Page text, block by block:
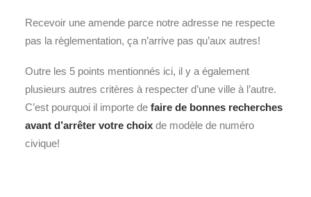
Recevoir une amende parce notre adresse ne respecte
pas la règlementation, ça n’arrive pas qu’aux autres!
Outre les 5 points mentionnés ici, il y a également
plusieurs autres critères à respecter d’une ville à l’autre.
C’est pourquoi il importe de faire de bonnes recherches
avant d’arrêter votre choix de modèle de numéro
civique!